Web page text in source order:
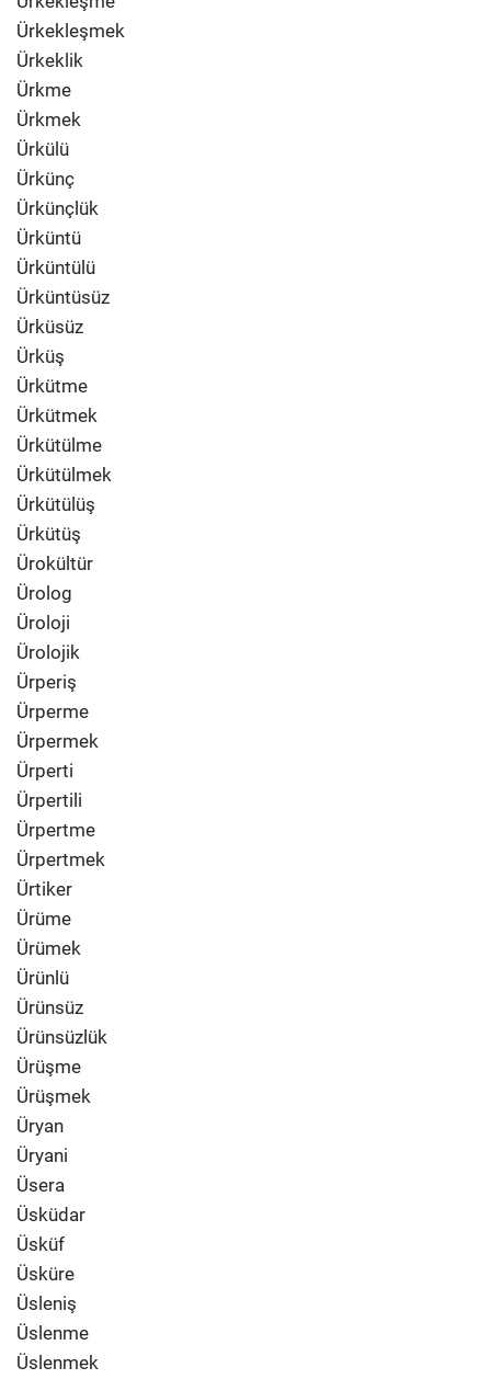
Ürkekleşmek
Ürkeklik
Ürkme
Ürkmek
Ürkülü
Ürkünç
Ürkünçlük
Ürküntü
Ürküntülü
Ürküntüsüz
Ürküsüz
Ürküş
Ürkütme
Ürkütmek
Ürkütülme
Ürkütülmek
Ürkütülüş
Ürkütüş
Ürokültür
Ürolog
Üroloji
Ürolojik
Ürperiş
Ürperme
Ürpermek
Ürperti
Ürpertili
Ürpertme
Ürpertmek
Ürtiker
Ürüme
Ürümek
Ürünlü
Ürünsüz
Ürünsüzlük
Ürüşme
Ürüşmek
Üryan
Üryani
Üsera
Üsküdar
Üsküf
Üsküre
Üsleniş
Üslenme
Üslenmek